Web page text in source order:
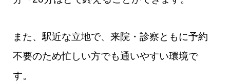
また、駅近な立地で、来院・診察ともに予約
不要のため忙しい方でも通いやすい環境で
す。